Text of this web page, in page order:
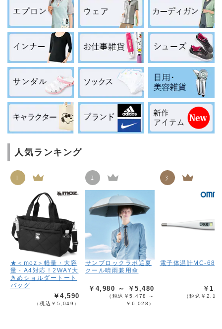
人気ランキング
1
★＜moz＞軽量・大容
量・A4対応！2WAY大
きめショルダートート
バッグ
￥4,590
（税込￥5,049）
2
サンブロックラボ遮夏
クール晴雨兼用傘
￥4,980 ～ ￥5,480
（税込￥5,478 ～
￥6,028）
3
電子体温計MC-687
￥
（税込￥